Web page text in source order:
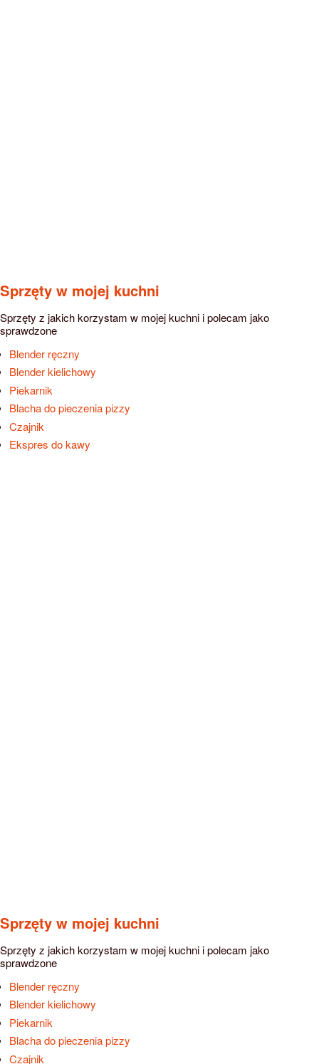
Sprzęty w mojej kuchni
Sprzęty z jakich korzystam w mojej kuchni i polecam jako
sprawdzone
Blender ręczny
Blender kielichowy
Piekarnik
Blacha do pieczenia pizzy
Czajnik
Ekspres do kawy
Sprzęty w mojej kuchni
Sprzęty z jakich korzystam w mojej kuchni i polecam jako
sprawdzone
Blender ręczny
Blender kielichowy
Piekarnik
Blacha do pieczenia pizzy
Czajnik